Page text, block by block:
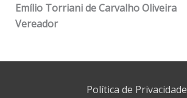
Emílio Torriani de Carvalho Oliveira
Vereador
Política de Privacidade